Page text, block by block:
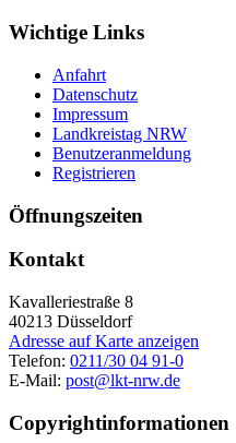
Wichtige Links
Anfahrt
Datenschutz
Impressum
Landkreistag NRW
Benutzeranmeldung
Registrieren
Öffnungszeiten
Kontakt
Kavalleriestraße 8
40213 Düsseldorf
Adresse auf Karte anzeigen
Telefon: 0211/30 04 91-0
E-Mail: post@lkt-nrw.de
Copyrightinformationen